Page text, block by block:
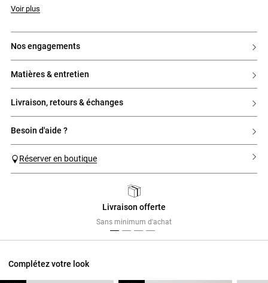
Voir plus
nos engagements
matières & entretien
livraison, retours & échanges
besoin d'aide ?
Réserver en boutique
Livraison offerte
Sans minimum d'achat
Complétez votre look